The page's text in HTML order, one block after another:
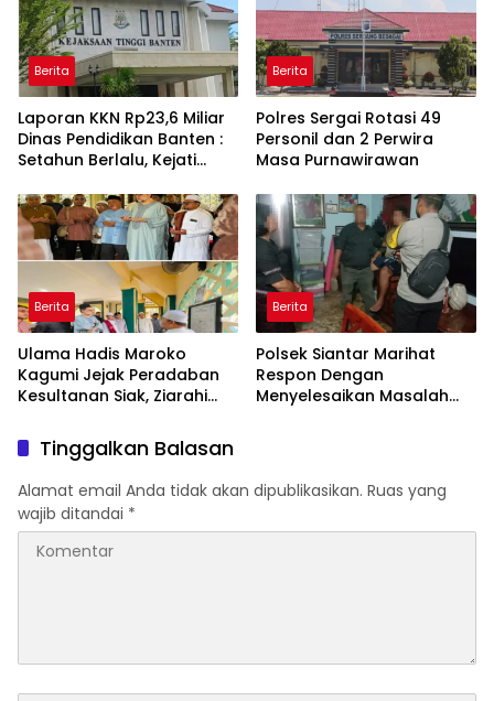
Berita
Laporan KKN Rp23,6 Miliar
Dinas Pendidikan Banten :
Setahun Berlalu, Kejati
Berita
Polres Sergai Rotasi 49
Personil dan 2 Perwira
Masa Purnawirawan
Berita
Ulama Hadis Maroko
Kagumi Jejak Peradaban
Kesultanan Siak, Ziarahi
Pendiri Pekanbaru
Berita
Polsek Siantar Marihat
Respon Dengan
Menyelesaikan Masalah
Tinggalkan Balasan
Alamat email Anda tidak akan dipublikasikan. Ruas yang
wajib ditandai *